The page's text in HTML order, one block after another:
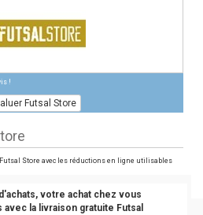
!
Futsal Store
Store avec les réductions en ligne utilisables
votre achat chez vous
avec la livraison gratuite Futsal